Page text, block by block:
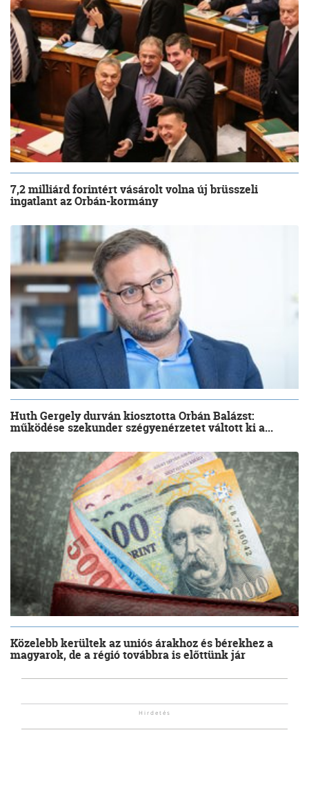
7,2 milliárd forintért vásárolt volna új brüsszeli
ingatlant az Orbán-kormány
Huth Gergely durván kiosztotta Orbán Balázst:
működése szekunder szégyenérzetet váltott ki a...
Közelebb kerültek az uniós árakhoz és bérekhez a
magyarok, de a régió továbbra is előttünk jár